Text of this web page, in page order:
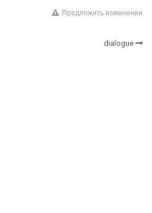
Предложить изменения
dialogue